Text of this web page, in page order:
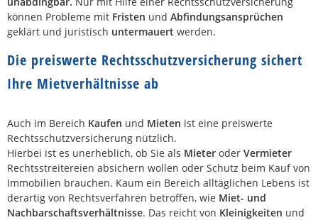
können Probleme mit Fristen und Abfindungsansprüchen
geklärt und juristisch untermauert werden.
Die preiswerte Rechtsschutzversicherung sichert
Ihre Mietverhältnisse ab
Auch im Bereich Kaufen und Mieten ist eine preiswerte
Rechtsschutzversicherung nützlich.
Hierbei ist es unerheblich, ob Sie als Mieter oder Vermieter
Rechtsstreitereien absichern wollen oder Schutz beim Kauf von
Immobilien brauchen. Kaum ein Bereich alltäglichen Lebens ist
derartig von Rechtsverfahren betroffen, wie Miet- und
Nachbarschaftsverhältnisse. Das reicht von Kleinigkeiten und